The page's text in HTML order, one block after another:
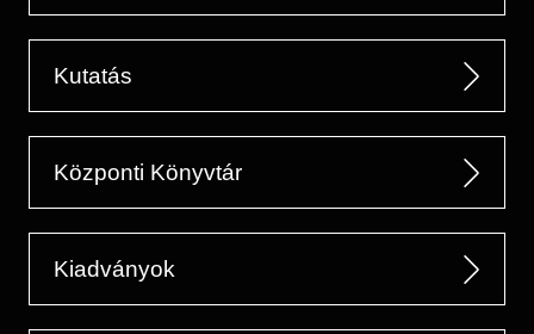
Kutatás
Központi Könyvtár
Kiadványok